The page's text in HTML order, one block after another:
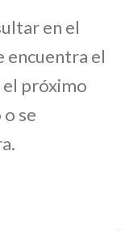
en el
encuentra el
el próximo
se